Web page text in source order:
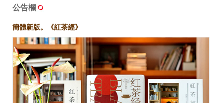
公告欄
簡體新版。《紅茶經》